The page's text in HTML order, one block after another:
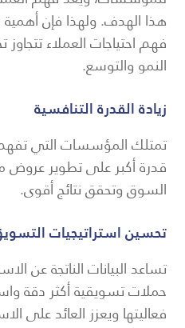
هذا الهدف. ولهذا فإن
فهم احتياجات العملاء
النمو والتوسع.
زيادة القدرة التنافسية
تمتلك المؤسسات التي
قدرة أكبر على تطوير
السوق وتحقق نتائج أقوى.
تحسين استراتيجيات
تساعد البيانات الناتجة عن
حملات تسويقية أكثر دقة
فعاليتها ويعزز العائد على